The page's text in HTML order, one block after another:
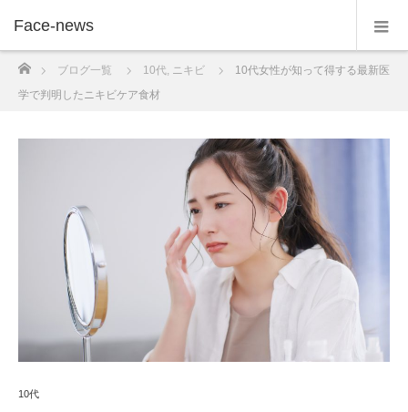
Face-news
ブログ一覧 10代, ニキビ
10代女性が知って得する最新医
学で判明したニキビケア食材
10代